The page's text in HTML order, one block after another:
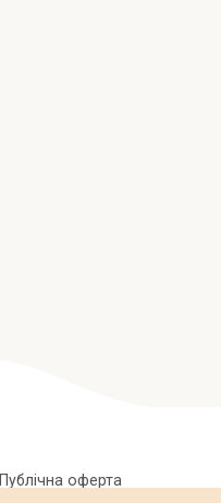
Публічна оферта